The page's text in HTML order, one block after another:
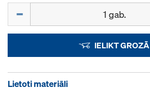
IELIKT GROZĀ
Lietoti materiāli